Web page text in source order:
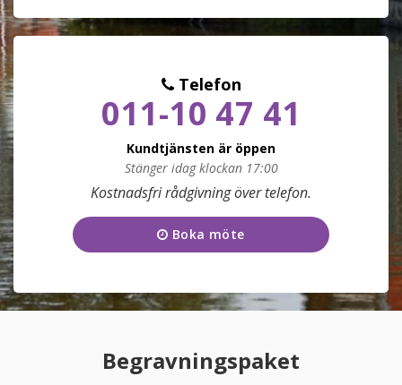
KONTAKTA OSS
011-10 47 41
Telefon
011-10 47 41
Kundtjänsten är öppen
Stänger idag klockan 17:00
Måndag 09:00 - 17:00
Tisdag
09:00 - 17:00
Onsdag
09:00 - 17:00
Fredag
09:00 - 17:00
11:00 - 15:00
Kostnadsfri rådgivning över telefon.
Boka möte
Begravningspaket